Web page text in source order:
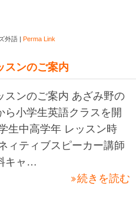
外語 | Perma Link
ンのご案内
ンのご案内 あざみ野の
ら小学生英語クラスを開
生中高学年 レッスン時
ィティブスピーカー講師
キャ…
続きを読む